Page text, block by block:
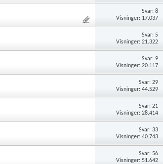
Svar: 8
Visninger: 17.037
Svar: 5
Visninger: 21.322
Svar: 9
Visninger: 20.117
Svar: 29
Visninger: 44.529
Svar: 21
Visninger: 28.414
Svar: 33
Visninger: 40.743
Svar: 56
Visninger: 51.642